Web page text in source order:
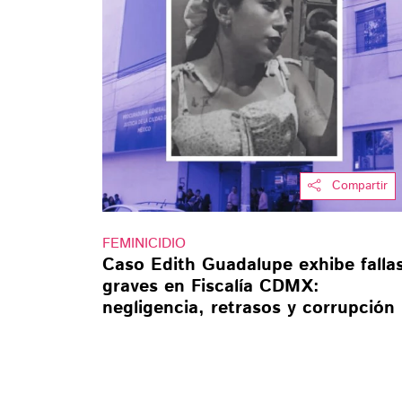
Compartir
FEMINICIDIO
Caso Edith Guadalupe exhibe
graves en Fiscalía CDMX:
negligencia, retrasos y corrupción